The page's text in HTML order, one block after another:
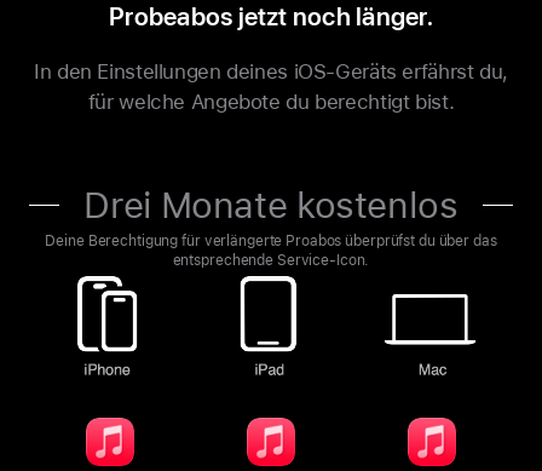
Probeabos jetzt noch länger.
In den Einstellungen deines iOS-Geräts erfährst du,
für welche Angebote du berechtigt bist.
Drei Monate kostenlos
Deine Berechtigung für verlängerte Proabos überprüfst du über das
entsprechende Service-Icon.